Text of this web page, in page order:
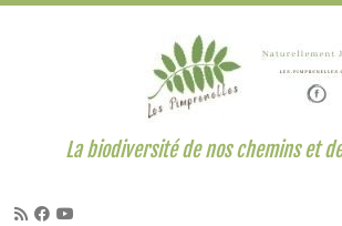
La biodiversité de nos chemins et